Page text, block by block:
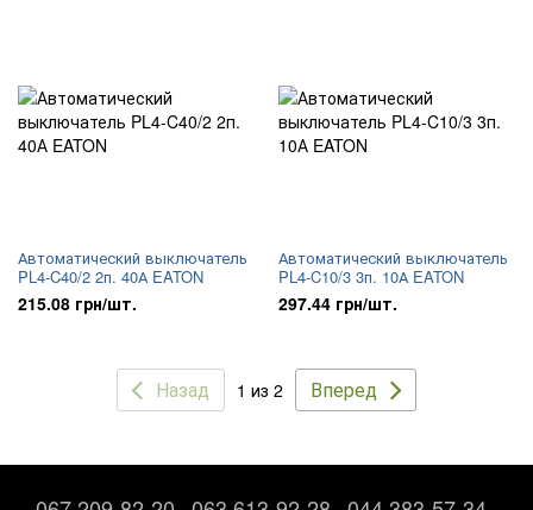
Автоматический выключатель
PL4-C40/2 2п. 40А EATON
215.08 грн/шт.
Автоматический выключатель
PL4-C10/3 3п. 10А EATON
297.44 грн/шт.
Назад 1 из 2 Вперед